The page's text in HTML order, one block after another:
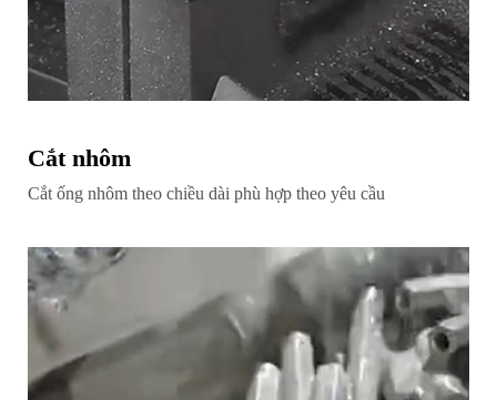
Cắt nhôm
Cắt ống nhôm theo chiều dài phù hợp theo yêu cầu